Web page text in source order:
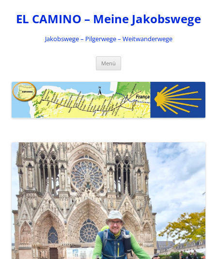
springen
EL CAMINO – Meine Jakobswege
Jakobswege – Pilgerwege – Weitwanderwege
Menü